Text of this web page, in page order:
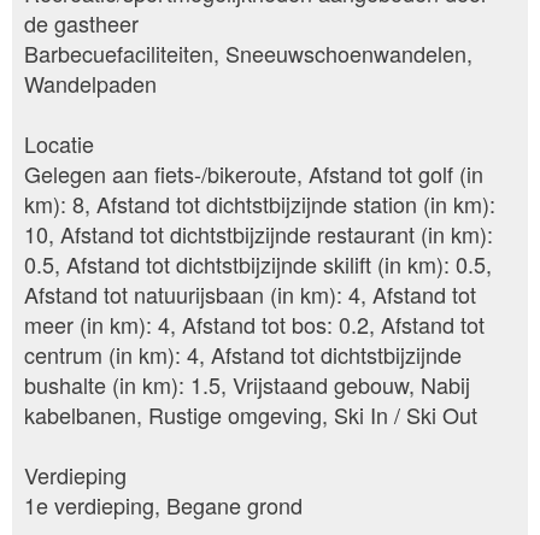
de gastheer
Barbecuefaciliteiten, Sneeuwschoenwandelen,
Wandelpaden
Locatie
Gelegen aan fiets-/bikeroute, Afstand tot golf (in
km): 8, Afstand tot dichtstbijzijnde station (in km):
10, Afstand tot dichtstbijzijnde restaurant (in km):
0.5, Afstand tot dichtstbijzijnde skilift (in km): 0.5,
Afstand tot natuurijsbaan (in km): 4, Afstand tot
meer (in km): 4, Afstand tot bos: 0.2, Afstand tot
centrum (in km): 4, Afstand tot dichtstbijzijnde
bushalte (in km): 1.5, Vrijstaand gebouw, Nabij
kabelbanen, Rustige omgeving, Ski In / Ski Out
Verdieping
1e verdieping, Begane grond